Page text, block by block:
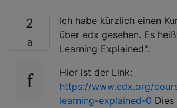
2
Ich habe kürzlich einen
über edx gesehen. Es
Learning Explained".
Hier ist der Link:
https://www.edx.org/
learning-explained-0